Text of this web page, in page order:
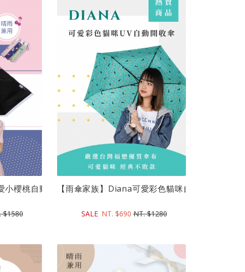
小櫻桃自動開收折傘(21吋)｜台灣...
$1580
【雨傘家族】Diana可愛彩色貓咪自動開收折傘
SALE NT. $690NT. $1280